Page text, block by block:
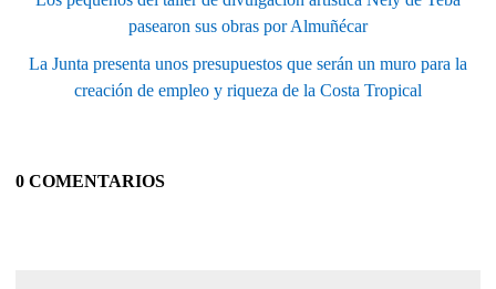
pasearon sus obras por Almuñécar
La Junta presenta unos presupuestos que serán un muro para la
creación de empleo y riqueza de la Costa Tropical
0 COMENTARIOS